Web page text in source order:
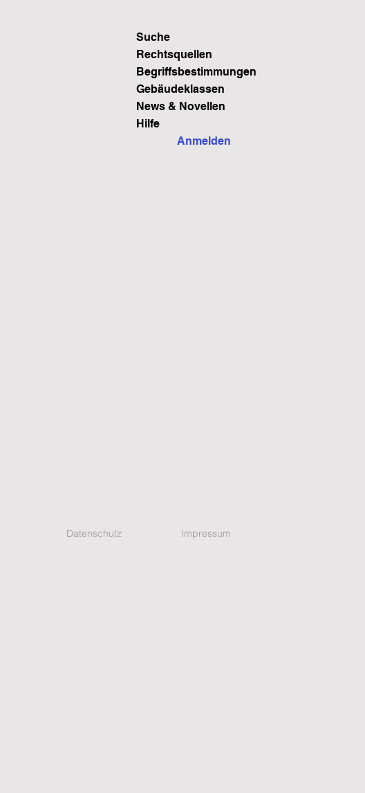
Anmelden
Suche
Rechtsquellen
Begriffsbestimmungen
Gebäudeklassen
News & Novellen
Hilfe
Impressum
Datenschutz